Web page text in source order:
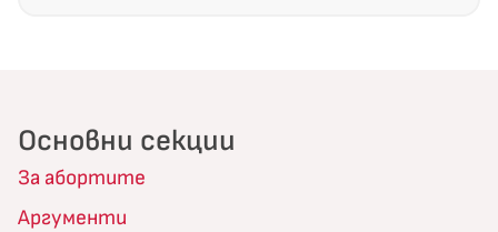
Основни секции
За абортите
Аргументи